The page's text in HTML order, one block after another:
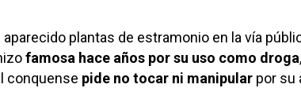
aparecido plantas de estramonio en la vía
famosa hace años por su uso como droga
conquense pide no tocar ni manipular por su